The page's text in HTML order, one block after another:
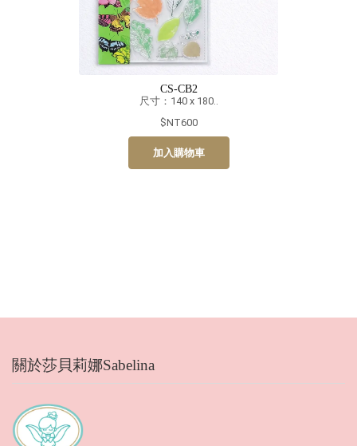
CS-CB2
尺寸：140 x 180..
$NT600
加入購物車
關於莎貝莉娜Sabelina